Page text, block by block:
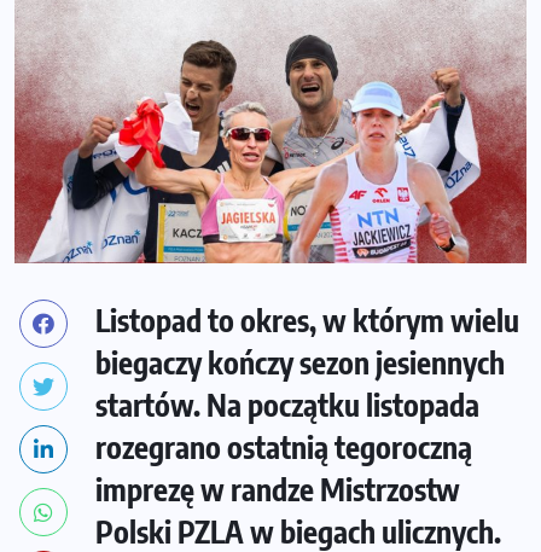
Listopad to okres, w którym wielu
biegaczy kończy sezon jesiennych
startów. Na początku listopada
rozegrano ostatnią tegoroczną
imprezę w randze Mistrzostw
Polski PZLA w biegach ulicznych.